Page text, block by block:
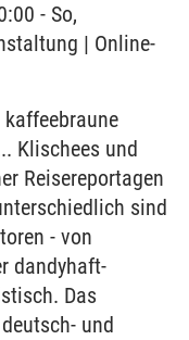
- So,
| Online-
kaffeebraune
Klischees und
Reisereportagen
sind
- von
dandyhaft-
Das
und